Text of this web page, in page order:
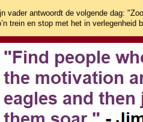
vader antwoordt de volgende dag:
trein en stop met het in verlegenheid